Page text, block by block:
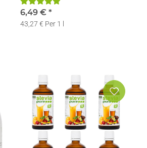
6,49 € *
43,27 € Per 1 l